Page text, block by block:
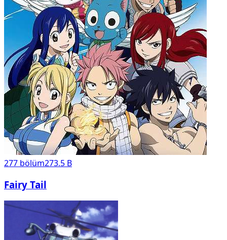
277 bölüm273.5 B
Fairy Tail